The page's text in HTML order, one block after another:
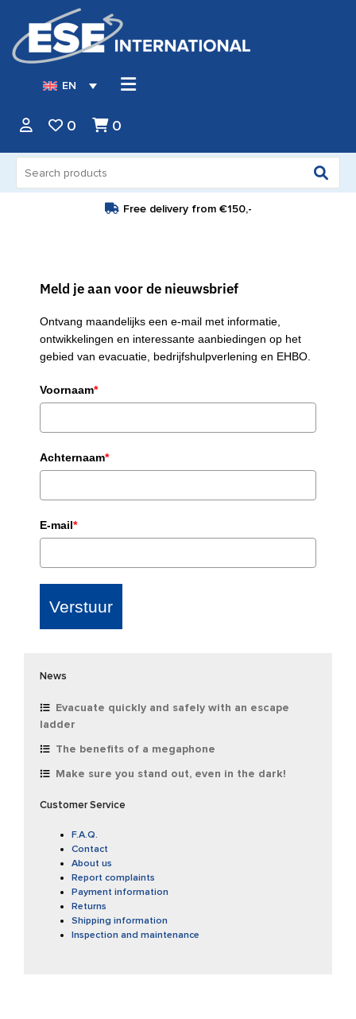
EN
0 0
for:
Free delivery from €150,-
Meld je aan voor de nieuwsbrief
Ontvang maandelijks een e-mail met informatie,
ontwikkelingen en interessante aanbiedingen op het
gebied van evacuatie, bedrijfshulpverlening en EHBO.
Voornaam*
Achternaam*
E-mail*
Verstuur
News
Evacuate quickly and safely with an escape
ladder
The benefits of a megaphone
Make sure you stand out, even in the dark!
Customer Service
F.A.Q.
Contact
About us
Report complaints
Payment information
Returns
Shipping information
Inspection and maintenance